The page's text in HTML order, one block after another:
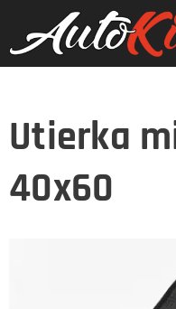
Utierka
40x60